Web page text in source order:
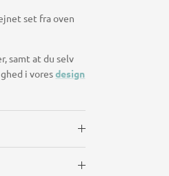
set fra oven
samt at du selv
i voresdesign